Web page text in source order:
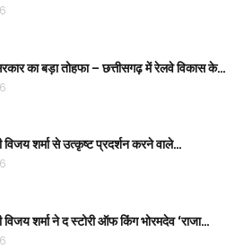
का बड़ा तोहफा – छत्तीसगढ़ में रेलवे विकास के…
शर्मा से उत्कृष्ट प्रदर्शन करने वाले…
शर्मा ने द स्टोरी ऑफ किंग भोरमदेव ‘राजा…